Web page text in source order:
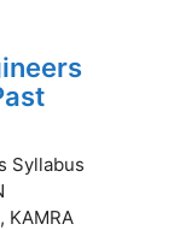
Syllabus
KAMRA